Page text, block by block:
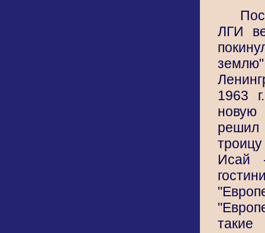
ЛГИ
1963
Исай